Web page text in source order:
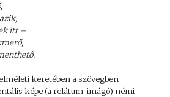
itt –
keretében a szövegben
képe (a relátum-imágó) némi